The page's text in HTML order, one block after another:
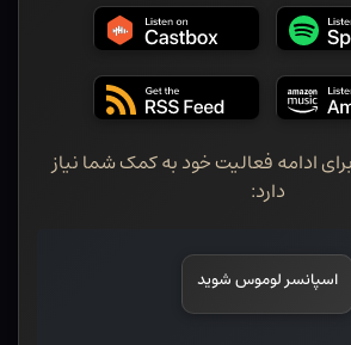
ادامه فعالیت خود به کمک شما نیاز
دارد:
اسپانسر لوموس شوید